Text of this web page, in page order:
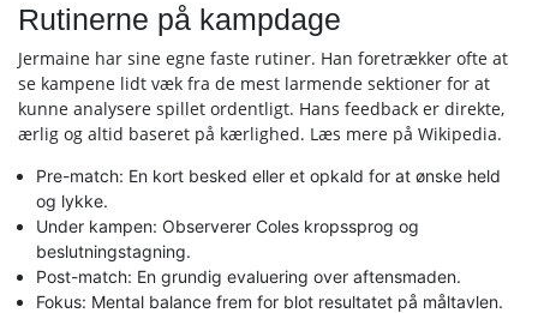
Rutinerne på kampdage
Jermaine har sine egne faste rutiner. Han foretrækker ofte at
se kampene lidt væk fra de mest larmende sektioner for at
kunne analysere spillet ordentligt. Hans feedback er direkte,
ærlig og altid baseret på kærlighed. Læs mere på Wikipedia.
Pre-match: En kort besked eller et opkald for at ønske held
og lykke.
Under kampen: Observerer Coles kropssprog og
beslutningstagning.
Post-match: En grundig evaluering over aftensmaden.
Fokus: Mental balance frem for blot resultatet på måltavlen.